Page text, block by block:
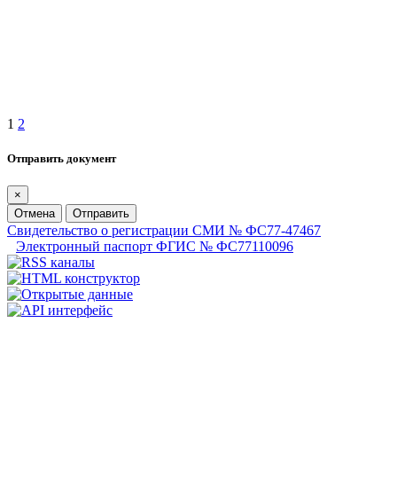
1 2
Отправить документ
×
Отмена
Отправить
Свидетельство о регистрации СМИ № ФС77-47467
Электронный паспорт ФГИС № ФС77110096